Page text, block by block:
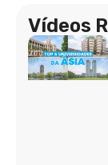
Vídeos